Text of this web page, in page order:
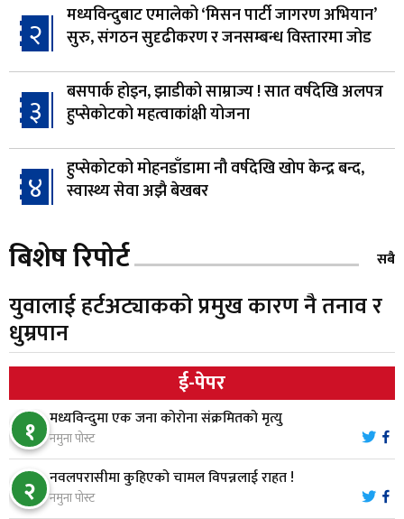
२
मध्यविन्दुबाट एमालेको ‘मिसन पार्टी जागरण अभियान’
सुरु, संगठन सुदृढीकरण र जनसम्बन्ध विस्तारमा जोड
३
बसपार्क होइन, झाडीको साम्राज्य ! सात वर्षदेखि अलपत्र
हुप्सेकोटको महत्वाकांक्षी योजना
४
हुप्सेकोटको मोहनडाँडामा नौ वर्षदेखि खोप केन्द्र बन्द,
स्वास्थ्य सेवा अझै बेखबर
५ हाम्रो चेतना, नेतृत्व, सभ्यता र भविष्य
६
गैँडाको आतंकः बगुवनमा किसानको धानबाली नष्ट,
७
स्थापनाको एक दशकपछि विनयी त्रिवेणीको आफ्नै
प्रशासकीय भवनको शिलान्यास
८
भरतपुर अस्पतालद्वारा आइसियुमा प्रतिक्षारत बिरामीको
नाम ‘डिस्प्ले बोर्ड’मा
बिशेष रिपोर्ट सबै
युवालाई हर्टअट्याकको प्रमुख कारण नै तनाव र
धुम्रपान
ई-पेपर
१ मध्यविन्दुमा एक जना कोरोना संक्रमितको मृत्यु
नमुना पोस्ट
२ नवलपरासीमा कुहिएको चामल विपन्नलाई राहत !
नमुना पोस्ट